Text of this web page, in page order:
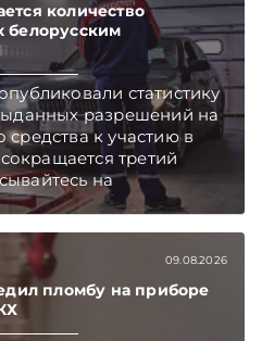
количество
белорусским
статистику
разрешений на
средства к участию в
третий
на
Главное об экономике
09.08.2026
пломбу на приборе